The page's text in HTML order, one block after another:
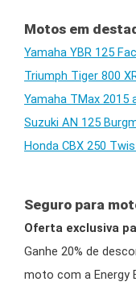
Motos em
Yamaha YBR 125
Triumph Tiger 800
Yamaha TMax 2015
Suzuki AN 125
Honda CBX 250
Seguro para
Oferta exclusiva
Ganhe 20% de
moto com a Energy